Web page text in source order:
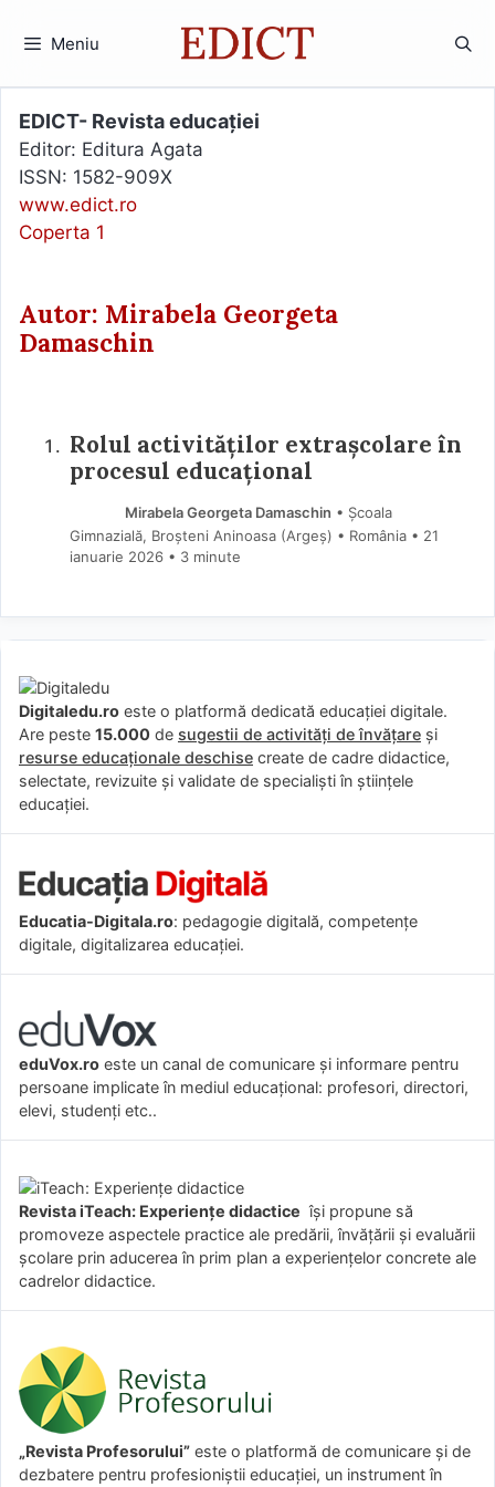
Meniu
EDICT- Revista educației
Editor: Editura Agata
ISSN: 1582-909X
www.edict.ro
Coperta 1
Autor: Mirabela Georgeta
Damaschin
Rolul activităților extrașcolare în
procesul educațional
Mirabela Georgeta Damaschin • Școala
Gimnazială, Broșteni Aninoasa (Argeş) • România
21
ianuarie 2026 • 3 minute
Digitaledu.ro este o platformă dedicată educației digitale.
Are peste 15.000 de sugestii de activități de învățare și
resurse educaționale deschise create de cadre didactice,
selectate, revizuite și validate de specialiști în științele
educației.
Educatia-Digitala.ro: pedagogie digitală, competențe
digitale, digitalizarea educației.
eduVox.ro este un canal de comunicare și informare pentru
persoane implicate în mediul educațional: profesori, directori,
elevi, studenți etc..
Revista iTeach: Experienţe didactice îşi propune să
promoveze aspectele practice ale predării, învăţării şi evaluării
şcolare prin aducerea în prim plan a experienţelor concrete ale
cadrelor didactice.
„Revista Profesorului” este o platformă de comunicare și de
dezbatere pentru profesioniștii educației, un instrument în